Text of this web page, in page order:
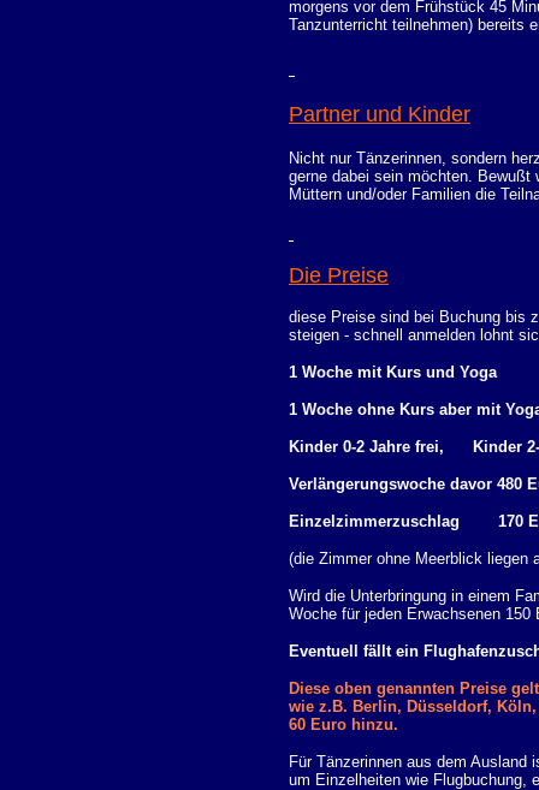
morgens vor dem Frühstück 45
Tanzunterricht teilnehmen) bereits
Partner und Kinder
Nicht nur Tänzerinnen, sondern
gerne dabei sein möchten. Bewußt
Müttern und/oder Familien die
Die Preise
diese Preise sind bei Buchung bis
steigen - schnell anmelden lohnt
1 Woche mit Kurs und
1 Woche ohne Kurs aber mit
Kinder 0-2 Jahre frei, Kinder
Verlängerungswoche davor 480
Einzelzimmerzuschlag 170
(die Zimmer ohne Meerblick liegen
Wird die Unterbringung in einem
Woche für jeden Erwachsenen
Eventuell fällt ein
Diese oben genannten Preise
wie z.B. Berlin, Düsseldorf,
60 Euro hinzu.
Für Tänzerinnen aus dem
um Einzelheiten wie Flugbuchung,